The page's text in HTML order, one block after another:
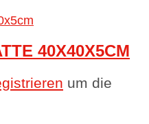
40X40X5CM
um die